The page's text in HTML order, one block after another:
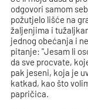
odgovori samom
požutjelo lišće na
žaljenjima i
jednog obećanja i
pitanje: "Jesam li
da sve procvate,
pak jeseni, koja je
katkad, kao što
papričica.